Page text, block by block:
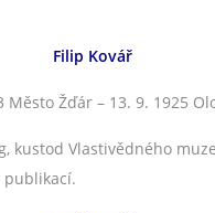
Filip Kovář
Město Žďár – 13. 9. 1925
kustod Vlastivědného